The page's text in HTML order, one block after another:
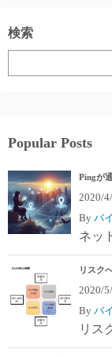
検索
Popular Posts
Pingが
2020/
By バ
ネッ
リスク
2020/
By バ
リス